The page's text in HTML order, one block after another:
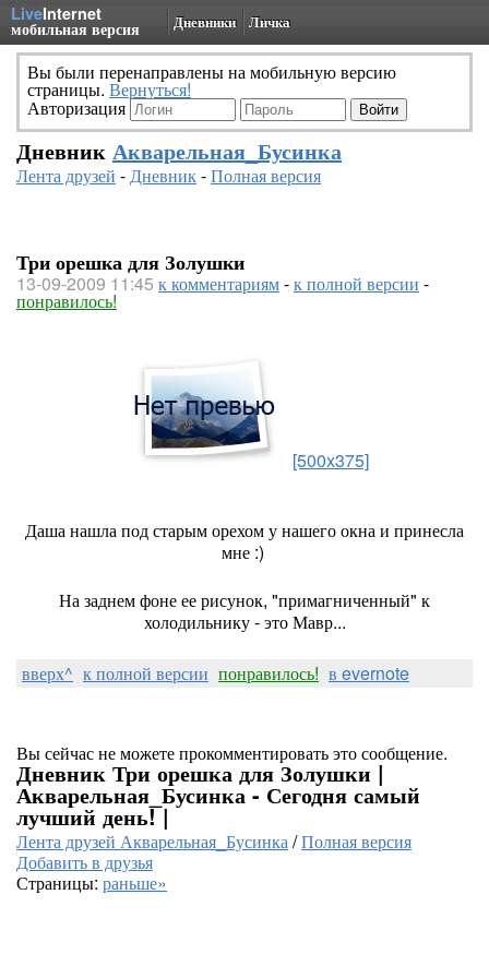
LiveInternet
мобильная версия Дневники Личка
Вы были перенаправлены на мобильную версию
страницы. Вернуться!
Авторизация
Дневник Акварельная_Бусинка
Лента друзей -Дневник-Полная версия
Три орешка для Золушки
13-09-2009 11:45 к комментариям-к полной версии -
понравилось!
[500x375]
Даша нашла под старым орехом у нашего окна и принесла
мне :)
На заднем фоне ее рисунок, "примагниченный" к
холодильнику - это Мавр...
вверх^ к полной версии понравилось! в evernote
Вы сейчас не можете прокомментировать это сообщение.
Дневник Три орешка для Золушки |
Акварельная_Бусинка - Сегодня самый
лучший день! |
Лента друзей Акварельная_Бусинка/Полная версия
Добавить в друзья
Страницы: раньше»